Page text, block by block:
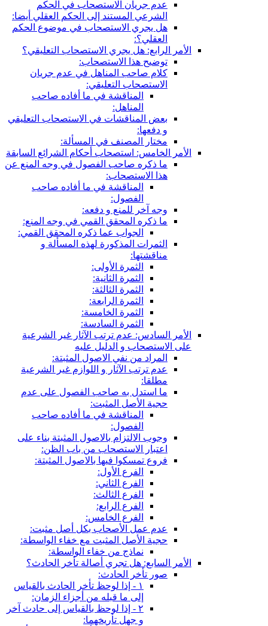
عدم جريان الاستصحاب في الحكم
الشرعي المستند إلى الحكم العقلي أيضا:
هل يجري الاستصحاب في موضوع الحكم
العقلي؟:
الأمر الرابع: هل يجري الاستصحاب التعليقي؟
توضيح هذا الاستصحاب:
كلام صاحب المناهل في عدم جريان
الاستصحاب التعليقي:
المناقشة في ما أفاده صاحب
المناهل:
بعض المناقشات في الاستصحاب التعليقي
و دفعها:
مختار المصنف في المسألة:
الأمر الخامس: استصحاب أحكام الشرائع السابقة
ما ذكره صاحب الفصول في وجه المنع عن
هذا الاستصحاب:
المناقشة في ما أفاده صاحب
الفصول:
وجه آخر للمنع و دفعه:
ما ذكره المحقق القمي في وجه المنع:
الجواب عما ذكره المحقق القمي:
الثمرات المذكورة لهذه المسألة و
مناقشتها:
الثمرة الأولى:
الثمرة الثانية:
الثمرة الثالثة:
الثمرة الرابعة:
الثمرة الخامسة:
الثمرة السادسة:
الأمر السادس: عدم ترتب الآثار غير الشرعية
على الاستصحاب و الدليل عليه
المراد من نفي الاصول المثبتة:
عدم ترتب الآثار و اللوازم غير الشرعية
مطلقا:
ما استدل به صاحب الفصول على عدم
حجية الأصل المثبت:
المناقشة في ما أفاده صاحب
الفصول:
وجوب الالتزام بالاصول المثبتة بناء على
اعتبار الاستصحاب من باب الظن:
فروع تمسكوا فيها بالاصول المثبتة:
الفرع الأول:
الفرع الثاني:
الفرع الثالث:
الفرع الرابع:
الفرع الخامس:
عدم عمل الأصحاب بكل أصل مثبت:
حجية الأصل المثبت مع خفاء الواسطة:
نماذج من خفاء الواسطة:
الأمر السابع: هل تجري أصالة تأخر الحادث؟
صور تأخر الحادث:
١ - إذا لوحظ تأخر الحادث بالقياس
إلى ما قبله من أجزاء الزمان:
٢ - إذا لوحظ بالقياس إلى حادث آخر
و جهل تأريخهما: